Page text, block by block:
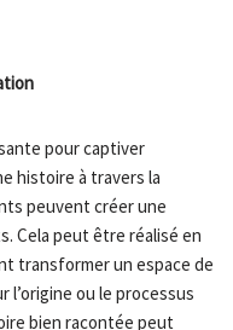
pour captiver
histoire à travers la
peuvent créer une
Cela peut être réalisé en
transformer un espace de
l’origine ou le processus
bien racontée peut